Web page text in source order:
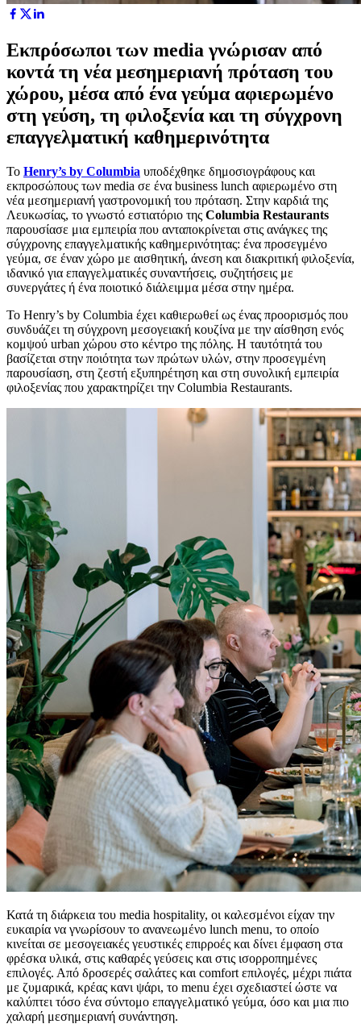
Εκπρόσωποι των media γνώρισαν από
κοντά τη νέα μεσημεριανή πρόταση του
χώρου, μέσα από ένα γεύμα αφιερωμένο
στη γεύση, τη φιλοξενία και τη σύγχρονη
επαγγελματική καθημερινότητα
Το Henry’s by Columbia υποδέχθηκε δημοσιογράφους και
εκπροσώπους των media σε ένα business lunch αφιερωμένο στη
νέα μεσημεριανή γαστρονομική του πρόταση. Στην καρδιά της
Λευκωσίας, το γνωστό εστιατόριο της Columbia Restaurants
παρουσίασε μια εμπειρία που ανταποκρίνεται στις ανάγκες της
σύγχρονης επαγγελματικής καθημερινότητας: ένα προσεγμένο
γεύμα, σε έναν χώρο με αισθητική, άνεση και διακριτική φιλοξενία,
ιδανικό για επαγγελματικές συναντήσεις, συζητήσεις με
συνεργάτες ή ένα ποιοτικό διάλειμμα μέσα στην ημέρα.
Το Henry’s by Columbia έχει καθιερωθεί ως ένας προορισμός που
συνδυάζει τη σύγχρονη μεσογειακή κουζίνα με την αίσθηση ενός
κομψού urban χώρου στο κέντρο της πόλης. Η ταυτότητά του
βασίζεται στην ποιότητα των πρώτων υλών, στην προσεγμένη
παρουσίαση, στη ζεστή εξυπηρέτηση και στη συνολική εμπειρία
φιλοξενίας που χαρακτηρίζει την Columbia Restaurants.
Κατά τη διάρκεια του media hospitality, οι καλεσμένοι είχαν την
ευκαιρία να γνωρίσουν το ανανεωμένο lunch menu, το οποίο
κινείται σε μεσογειακές γευστικές επιρροές και δίνει έμφαση στα
φρέσκα υλικά, στις καθαρές γεύσεις και στις ισορροπημένες
επιλογές. Από δροσερές σαλάτες και comfort επιλογές, μέχρι πιάτα
με ζυμαρικά, κρέας καvι ψάρι, το menu έχει σχεδιαστεί ώστε να
καλύπτει τόσο ένα σύντομο επαγγελματικό γεύμα, όσο και μια πιο
χαλαρή μεσημεριανή συνάντηση.